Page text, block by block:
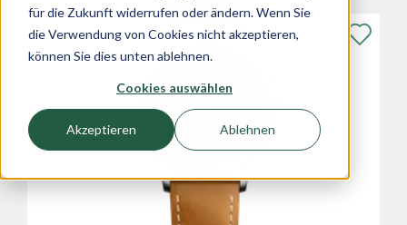
für die Zukunft widerrufen oder ändern. Wenn Sie
die Verwendung von Cookies nicht akzeptieren,
können Sie dies unten ablehnen.
Cookies auswählen
Akzeptieren Ablehnen